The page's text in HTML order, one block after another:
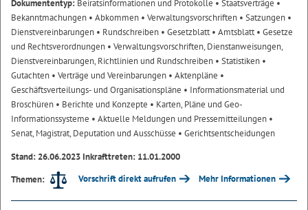
Dokumententyp: Beiratsinformationen und Protokolle • Staatsverträge •
Bekanntmachungen • Abkommen • Verwaltungsvorschriften • Satzungen •
Dienstvereinbarungen • Rundschreiben • Gesetzblatt• Amtsblatt• Gesetze
und Rechtsverordnungen • Verwaltungsvorschriften, Dienstanweisungen,
Dienstvereinbarungen, Richtlinien und Rundschreiben • Statistiken •
Gutachten • Verträge und Vereinbarungen • Aktenpläne •
Geschäftsverteilungs- und Organisationspläne • Informationsmaterial und
Broschüren • Berichte und Konzepte • Karten, Pläne und Geo-
Informationssysteme • Aktuelle Meldungen und Pressemitteilungen •
Senat, Magistrat, Deputation und Ausschüsse • Gerichtsentscheidungen
Stand: 26.06.2023 Inkrafttreten: 11.01.2000
Themen:
Vorschrift direkt aufrufen Mehr Informationen